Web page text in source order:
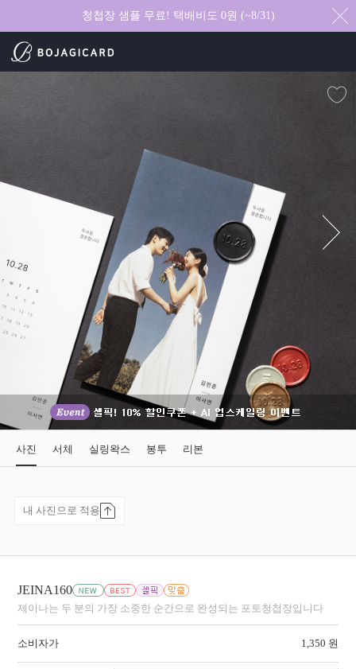
청첩장 샘플 무료! 택배비도 0원 (~8/31)
JEINA160
제이나는 두 분의 가장 소중한 순간으로 완성되는 포토청첩장입니다
소비자가 1,350 원
사진 서체 실링왁스 봉투 리본
내 사진으로 적용